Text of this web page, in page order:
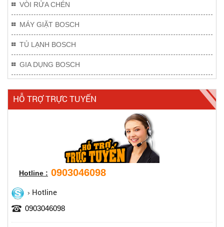
VÒI RỬA CHÉN
MÁY GIẶT BOSCH
TỦ LẠNH BOSCH
GIA DỤNG BOSCH
HỖ TRỢ TRỰC TUYẾN
Hotline : 0903046098
Hotline
0903046098